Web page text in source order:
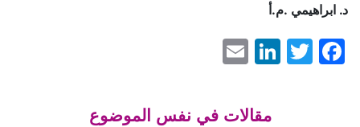
د. ابراهيمي .م.أ
Facebook
Twitter
LinkedIn
مقالات في نفس الموضوع